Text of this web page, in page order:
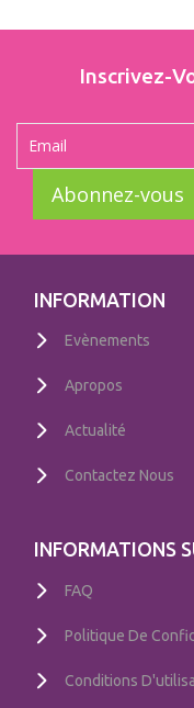
Inscrivez-
Abonnez-vous
INFORMATION
Evènements
Apropos
Actualité
Contactez Nous
INFORMATIONS
FAQ
Politique De
Conditions